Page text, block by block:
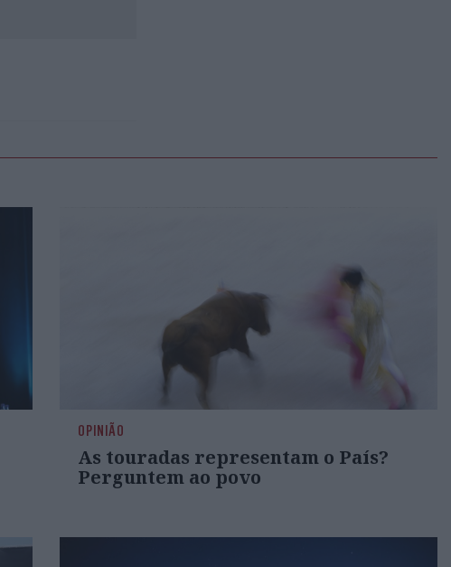
OPINIÃO
As touradas representam o País?
Perguntem ao povo